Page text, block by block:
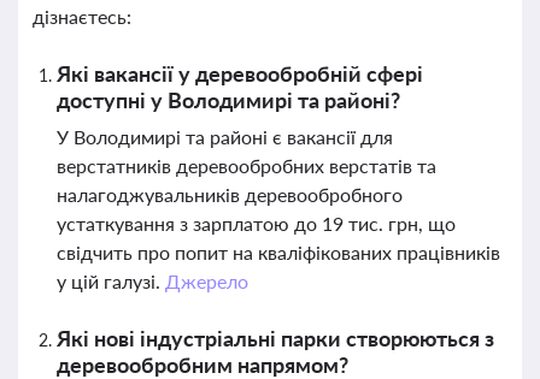
дізнаєтесь:
Які вакансії у деревообробній сфері
доступні у Володимирі та районі?
У Володимирі та районі є вакансії для
верстатників деревообробних верстатів та
налагоджувальників деревообробного
устаткування з зарплатою до 19 тис. грн, що
свідчить про попит на кваліфікованих працівників
у цій галузі. Джерело
Які нові індустріальні парки створюються з
деревообробним напрямом?